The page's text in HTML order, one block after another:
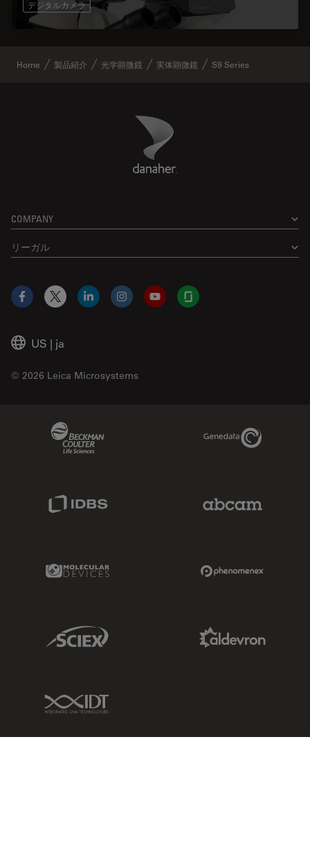
デジタルカメラ
Home 製品紹介 光学顕微鏡 実体顕微鏡 S9 Series
Danaher Logo
COMPANY
リーガル
US | ja
© 2026 Leica Microsystems
Facebook
X LinkedInInstagramYouTubeGlassdoor
Genedata Link
Molecular Devices Link
Sciex Link
IDT Link